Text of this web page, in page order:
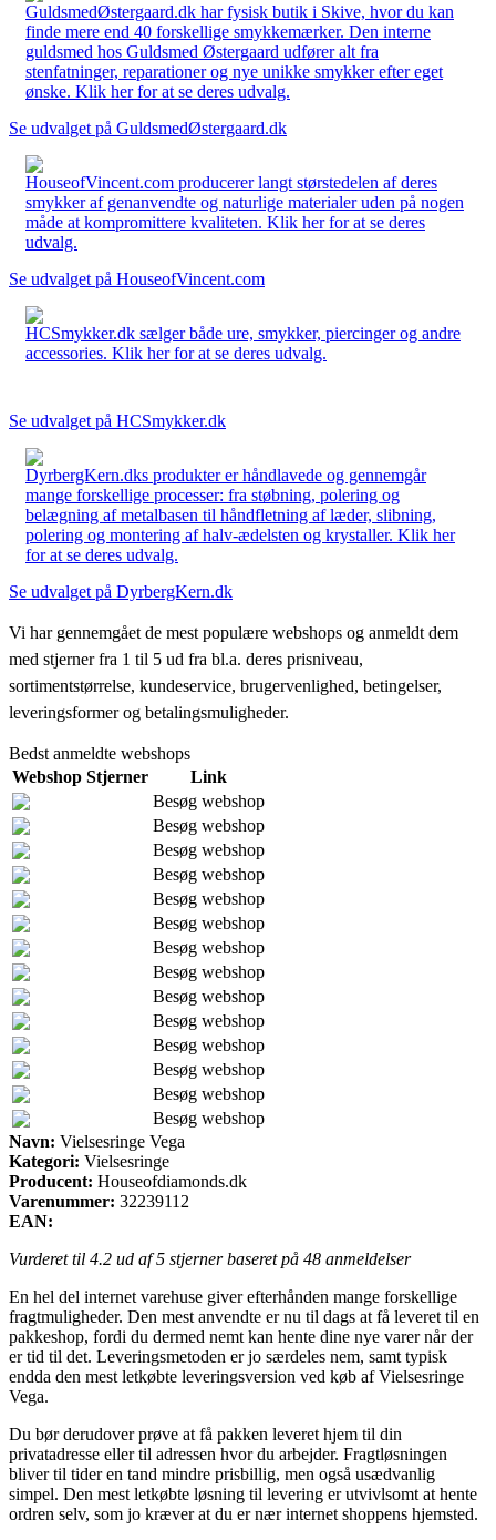
GuldsmedØstergaard.dk har fysisk butik i Skive, hvor du kan
finde mere end 40 forskellige smykkemærker. Den interne
guldsmed hos Guldsmed Østergaard udfører alt fra
stenfatninger, reparationer og nye unikke smykker efter eget
ønske. Klik her for at se deres udvalg.
Se udvalget på GuldsmedØstergaard.dk
HouseofVincent.com producerer langt størstedelen af deres
smykker af genanvendte og naturlige materialer uden på nogen
måde at kompromittere kvaliteten. Klik her for at se deres
udvalg.
Se udvalget på HouseofVincent.com
HCSmykker.dk sælger både ure, smykker, piercinger og andre
accessories. Klik her for at se deres udvalg.
Se udvalget på HCSmykker.dk
DyrbergKern.dks produkter er håndlavede og gennemgår
mange forskellige processer: fra støbning, polering og
belægning af metalbasen til håndfletning af læder, slibning,
polering og montering af halv-ædelsten og krystaller. Klik her
for at se deres udvalg.
Se udvalget på DyrbergKern.dk
Vi har gennemgået de mest populære webshops og anmeldt dem
med stjerner fra 1 til 5 ud fra bl.a. deres prisniveau,
sortimentstørrelse, kundeservice, brugervenlighed, betingelser,
leveringsformer og betalingsmuligheder.
Bedst anmeldte webshops
Webshop Stjerner
Link
Besøg webshop
Besøg webshop
Besøg webshop
Besøg webshop
Besøg webshop
Besøg webshop
Besøg webshop
Besøg webshop
Besøg webshop
Besøg webshop
Besøg webshop
Besøg webshop
Besøg webshop
Besøg webshop
Navn: Vielsesringe Vega
Kategori: Vielsesringe
Producent: Houseofdiamonds.dk
Varenummer: 32239112
EAN:
Vurderet til 4.2 ud af 5 stjerner baseret på 48 anmeldelser
En hel del internet varehuse giver efterhånden mange forskellige
fragtmuligheder. Den mest anvendte er nu til dags at få leveret til en
pakkeshop, fordi du dermed nemt kan hente dine nye varer når der
er tid til det. Leveringsmetoden er jo særdeles nem, samt typisk
endda den mest letkøbte leveringsversion ved køb af Vielsesringe
Vega.
Du bør derudover prøve at få pakken leveret hjem til din
privatadresse eller til adressen hvor du arbejder. Fragtløsningen
bliver til tider en tand mindre prisbillig, men også usædvanlig
simpel. Den mest letkøbte løsning til levering er utvivlsomt at hente
ordren selv, som jo kræver at du er nær internet shoppens hjemsted.